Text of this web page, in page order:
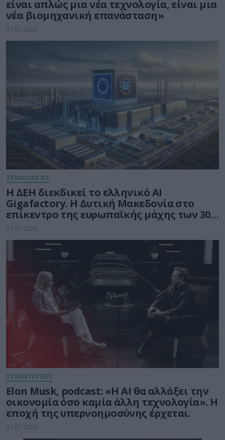
είναι απλώς μια νέα τεχνολογία, είναι μια
νέα βιομηχανική επανάσταση»
31.07.2026
ΤΕΧΝΟΛΟΓΙΕΣ
Η ΔΕΗ διεκδικεί το ελληνικό AI
Gigafactory. Η Δυτική Μακεδονία στο
επίκεντρο της ευρωπαϊκής μάχης των 30
δισ. ευρώ για την Τεχνητή Νοημοσύνη
31.07.2026
ΣΥΝΕΝΤΕΥΞΕΙΣ
Elon Musk, podcast: «Η AI θα αλλάξει την
οικονομία όσο καμία άλλη τεχνολογία». Η
εποχή της υπερνοημοσύνης έρχεται.
31.07.2026